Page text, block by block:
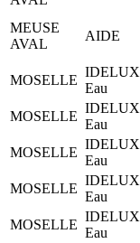
MEUSE
AVAL
AIDE
MOSELLE
IDELUX
Eau
MOSELLE
IDELUX
Eau
MOSELLE
IDELUX
Eau
MOSELLE
IDELUX
Eau
MOSELLE
IDELUX
Eau